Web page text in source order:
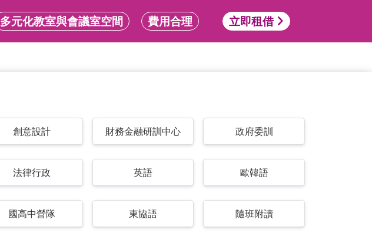
多元化教室與會議室空間 費用合理 立即租借
創意設計 財務金融研訓中心 政府委訓
法律行政 英語 歐韓語
國高中營隊 東協語 隨班附讀